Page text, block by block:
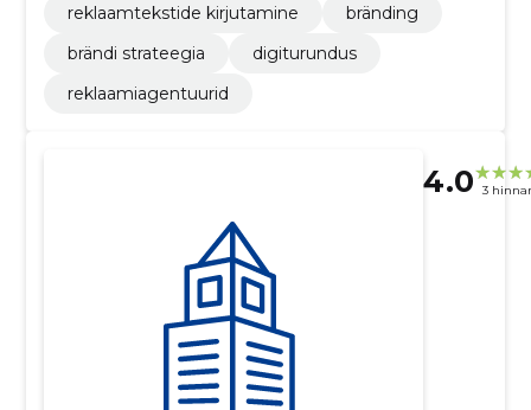
reklaamtekstide kirjutamine
bränding
brändi strateegia
digiturundus
reklaamiagentuurid
4.0 3